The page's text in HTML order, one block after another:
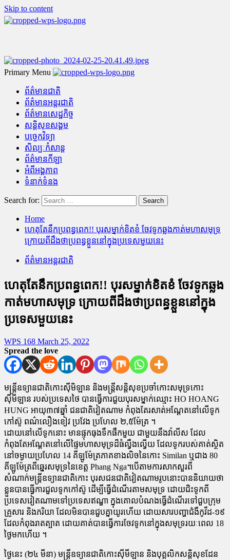
Skip to content
Primary Menu
ព័ត៌មានជាតិ
ព័ត៌មានអន្តរជាតិ
ព័ត៌មានសេដ្ឋកិច្ច
សន្តិសុខសង្គម
បច្ចេកវិទ្យា
សិល្បៈកំសាន្ត
ព័ត៌មានកីឡា
អំពីអង្គភាព
ទំនាក់ទំនង
Search for:
Home
ហេតុតែនឹកប្រពន្ធពេក!! បុរសម្នាក់ខិតខំ ចែវទូកឆ្លងកាត់មហាសមុទ្រ
ក្រោយពីដឹងថាប្រពន្ធខ្លួននៅក្នុងប្រទេសមួយនេះ
ព័ត៌មានអន្តរជាតិ
ហេតុតែនឹកប្រពន្ធពេក!! បុរសម្នាក់ខិតខំ ចែវទូកឆ្លង
កាត់មហាសមុទ្រ ក្រោយពីដឹងថាប្រពន្ធខ្លួននៅក្នុង
ប្រទេសមួយនេះ
WPS 168 March 25, 2022
Spread the love
មន្ត្រីឧទ្យានជាតិកោះស៊ីមិឡាន និងមន្ត្រីសន្តិសុខប្រចាំកោះសមុទ្រកោះ
ស៊ីមីឡាន របស់ប្រទេសថៃ បានធ្វើការជួយបុរសម្នាក់ឈ្មោះ HO HOANG
HUNG អាយុ៣៧ឆ្នាំ ជនជាតិវៀតណាម កំពុងតែរសាត់អណ្ដែតនៅលើទូក
កៅស៊ូ ពណ៌លឿងខៀវ ប្រវែង ប្រហែល ២,៥ម៉ែត្រ ។
ដោយនៅលើទូកនោះ មានផ្ទុកធុងទឹកផឹកមួយ ជាមួយនឹងវ៉ាលីស ដែល
កំពុងតែអណ្ដែតនៅលើផ្ទៃមហាសមុទ្រដ៏ធំល្វឹងល្វើយ ដែលទូករបស់គាត់ស្ថិត
នៅចម្ងាយប្រហែល 14 គីឡូម៉ែត្រភាគខាងលិចនៃកោះ Similan ឬជាង 80
គីឡូម៉ែត្រពីឆ្នេរសមុទ្រនៃខេត្ត Phang Nga។បើតាមការសាកសួរពី
សំណាក់មន្ដ្រីឧទ្យានជាតិកោះ បុរសជនជាតិវៀតណាមរូបនោះបាននិយាយថា
ខ្លួនបានធ្វើការជួលទូកកៅស៊ូ ដើម្បីធ្វើដំណើរតាមសមុទ្រ ដោយជិះទូកពី
ប្រទេសវៀតណាមទៅប្រទេសឥណ្ឌា ក្នុងគោលបំណងធ្វើដំណើរទៅជួបក្រុម
គ្រួសារ និងភរិយា ដែលមិនបានជួបគ្នាយូរហើយ ដោយសារបញ្ហាជំងឺកូវីដ-១៩
ដែលកំពុងរាតត្បាត ដោយគាត់បានធ្វើការចែវទូកនៅក្នុងសមុទ្ររយៈពេល 18
ថ្ងៃមកហើយ ។
ថ្ងៃនេះ (២៤ មីនា) មន្ត្រីឧទ្យានជាតិកោះស៊ីមីឡាន និងបុគ្គលិកសន្តិសុខដែន